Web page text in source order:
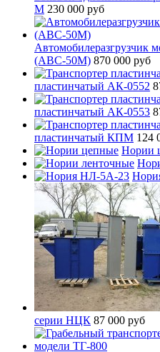
М 230 000 руб
Автомобилеразгрузчик
(АВС-50М) 870 000 руб
пластинчатый АК-0552
пластинчатый АК-0553
пластинчатый КПМ 124
Нории
серии НЦК 87 000 руб